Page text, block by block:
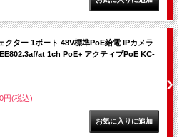
クター 1ポート 48V標準PoE給電 IPカメラ
at 1ch PoE+ アクティブPoE KC-
円(税込)